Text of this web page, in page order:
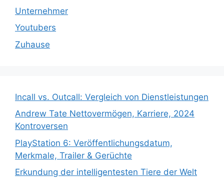
Unternehmer
Youtubers
Zuhause
Incall vs. Outcall: Vergleich von Dienstleistungen
Andrew Tate Nettovermögen, Karriere, 2024
Kontroversen
PlayStation 6: Veröffentlichungsdatum,
Merkmale, Trailer & Gerüchte
Erkundung der intelligentesten Tiere der Welt